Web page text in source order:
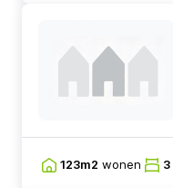
123m2 wonen 3